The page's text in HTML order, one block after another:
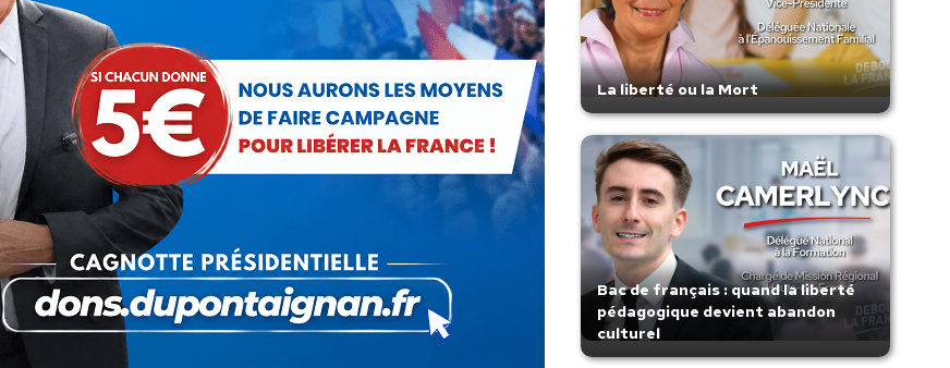
SUIVANT
Article
suivant
Demain quelle France dans quelle
Europe? Nicolas Dupont-Aignan
invité du débat CNews-Europe 1
La liberté ou la Mort
Bac de français : quand la liberté
pédagogique devient abandon
culturel